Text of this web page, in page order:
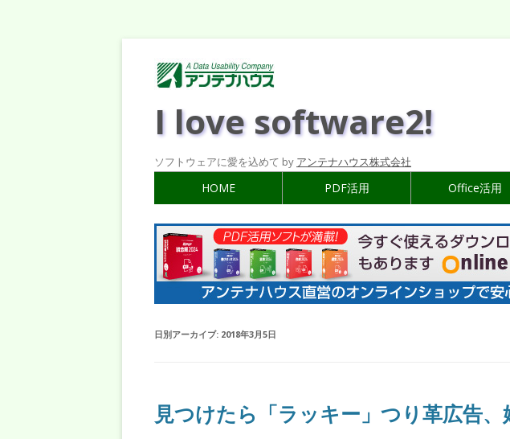
I love software2!
ソフトウェアに愛を込めて by アンテナハウス株式会社
HOME PDF活用 Office活用
日別アーカイブ: 2018年3月5日
見つけたら「ラッキー」つり革広告、